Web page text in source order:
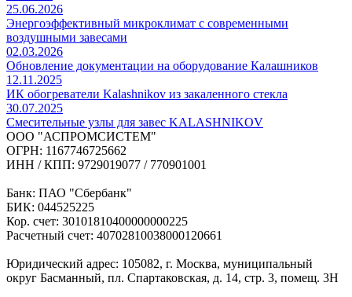
25.06.2026
Энергоэффективный микроклимат с современными
воздушными завесами
02.03.2026
Обновление документации на оборудование Калашников
12.11.2025
ИК обогреватели Kalashnikov из закаленного стекла
30.07.2025
Cмесительные узлы для завес KALASHNIKOV
ООО "АСПРОМСИСТЕМ"
ОГРН: 1167746725662
ИНН / КПП: 9729019077 / 770901001
Банк: ПАО "Сбербанк"
БИК: 044525225
Кор. счет: 30101810400000000225
Расчетный счет: 40702810038000120661
Юридический адрес: 105082, г. Москва, муниципальный
округ Басманный, пл. Спартаковская, д. 14, стр. 3, помещ. 3Н